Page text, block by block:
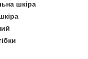
шкіра